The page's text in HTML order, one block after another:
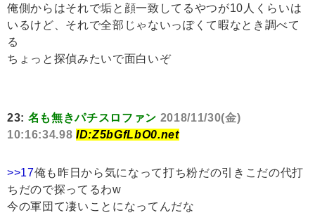
俺側からはそれで垢と顔一致してるやつが10人くらいは
いるけど、それで全部じゃないっぽくて暇なとき調べて
る
ちょっと探偵みたいで面白いぞ
23: 名も無きパチスロファン 2018/11/30(金)
10:16:34.98 ID:Z5bGfLbO0.net
>>17俺も昨日から気になって打ち粉だの引きこだの代打
ちだので探ってるわw
今の軍団て凄いことになってんだな